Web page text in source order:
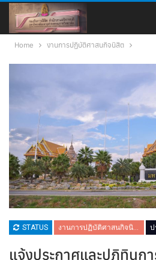
Home งานการปฏิบัติศาสนกิจนิสิต
STATUS ป
แจ้งประกาศและปฏิทินก